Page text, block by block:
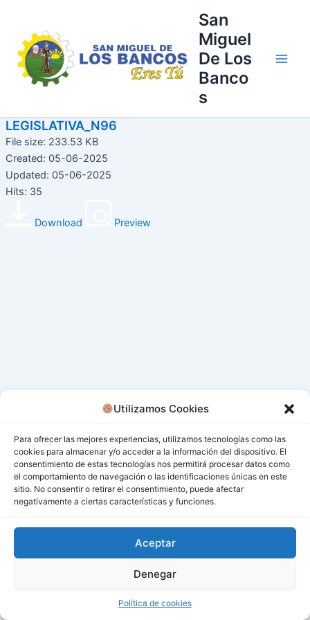
Utilizamos Cookies
Para ofrecer las mejores experiencias, utilizamos tecnologías como las
cookies para almacenar y/o acceder a la información del dispositivo. El
consentimiento de estas tecnologías nos permitirá procesar datos como
el comportamiento de navegación o las identificaciones únicas en este
sitio. No consentir o retirar el consentimiento, puede afectar
negativamente a ciertas características y funciones.
Aceptar
Denegar
Política de cookies
contenido
San
Miguel
De Los
Banco
s
LEGISLATIVA_N96
File size: 233.53 KB
Created: 05-06-2025
Updated: 05-06-2025
Hits: 35
Download Preview
Todos los derechos © 2026 San Miguel De Los Bancos |